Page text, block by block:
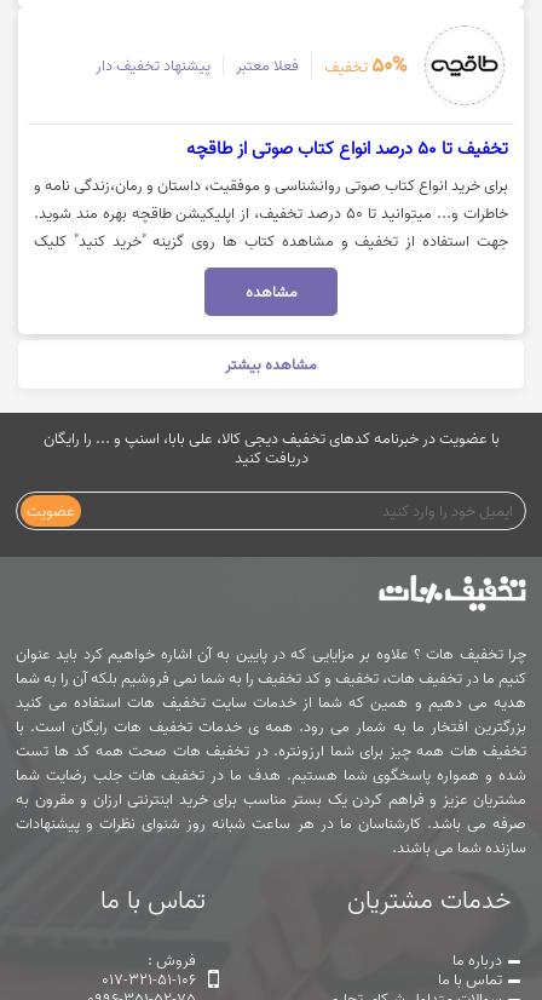
50% تخفیف فعلا معتبر پیشنهاد تخفیف دار
تخفیف تا 50 درصد انواع کتاب صوتی از طاقچه
برای خرید انواع کتاب صوتی روانشناسی و موفقیت، داستان و رمان،زندگی نامه و
خاطرات و... میتوانید تا 50 درصد تخفیف، از اپلیکیشن طاقچه بهره مند شوید.
جهت استفاده از تخفیف و مشاهده کتاب ها روی گزینه "خرید کنید" کلیک
مشاهده
مشاهده بیشتر
با عضویت در خبرنامه کدهای تخفیف دیجی کالا، علی بابا، اسنپ و ... را رایگان
دریافت کنید
عضویت
چرا تخفیف هات ؟ علاوه بر مزایایی که در پایین به آن اشاره خواهیم کرد باید عنوان
کنیم ما در تخفیف هات، تخفیف و کد تخفیف را به شما نمی فروشیم بلکه آن را به شما
هدیه می دهیم و همین که شما از خدمات سایت تخفیف هات استفاده می کنید
بزرگترین افتخار ما به شمار می رود. همه ی خدمات تخفیف هات رایگان است. با
تخفیف هات همه چیز برای شما ارزونتره. در تخفیف هات صحت همه کد ها تست
شده و همواره پاسخگوی شما هستیم. هدف ما در تخفیف هات جلب رضایت شما
مشتریان عزیز و فراهم کردن یک بستر مناسب برای خرید اینترنتی ارزان و مقرون به
صرفه می باشد. کارشناسان ما در هر ساعت شبانه روز شنوای نظرات و پیشنهادات
سازنده شما می باشند.
خدمات مشتریان
درباره ما
تماس با ما
تماس با ما
فروش :
017-321-51-106